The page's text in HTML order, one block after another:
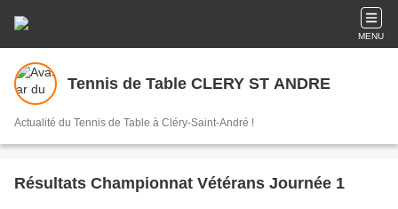
MENU
Tennis de Table CLERY ST ANDRE
Actualité du Tennis de Table à Cléry-Saint-André !
Résultats Championnat Vétérans Journée 1